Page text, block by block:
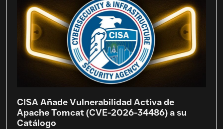
CISA Añade Vulnerabilidad Activa de
Apache Tomcat (CVE-2026-34486) a su
Catálogo